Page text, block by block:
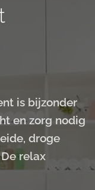
is bijzonder
en zorg nodig
droge
relax